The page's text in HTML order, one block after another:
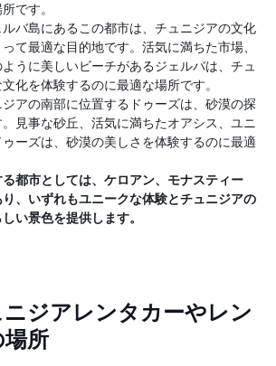
です。
ルバ島にあるこの都市は、チュニジアの文化
て最適な目的地です。活気に満ちた市場、
うに美しいビーチがあるジェルバは、チュ
化を体験するのに最適な場所です。
アの南部に位置するドゥーズは、砂漠の探
見事な砂丘、活気に満ちたオアシス、ユニ
ーズは、砂漠の美しさを体験するのに最適
都市としては、ケロアン、モナスティー
、いずれもユニークな体験とチュニジアの
い景色を提供します。
ジアレンタカーやレン
所